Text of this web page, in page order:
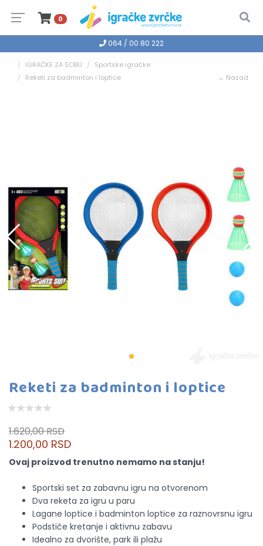
0
064 / 00 80 222
IGRAČKE ZA SOBU
Sportske igračke
Reketi za badminton i loptice
← Nazad
Reketi za badminton i loptice
1.620,00 RSD
1.200,00 RSD
Ovaj proizvod trenutno nemamo na stanju!
Sportski set za zabavnu igru na otvorenom
Dva reketa za igru u paru
Lagane loptice i badminton loptice za raznovrsnu igru
Podstiče kretanje i aktivnu zabavu
Idealno za dvorište, park ili plažu